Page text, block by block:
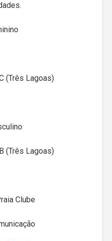
(Três Lagoas)
(Três Lagoas)
Clube